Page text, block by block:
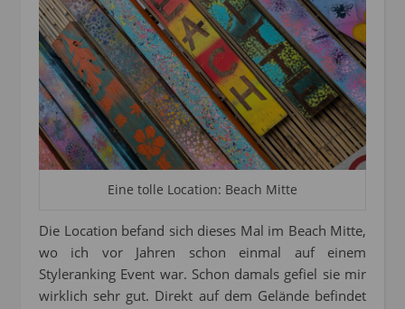
Eine tolle Location: Beach Mitte
Die Location befand sich dieses Mal im Beach Mitte,
wo ich vor Jahren schon einmal auf einem
Styleranking Event war. Schon damals gefiel sie mir
wirklich sehr gut. Direkt auf dem Gelände befindet